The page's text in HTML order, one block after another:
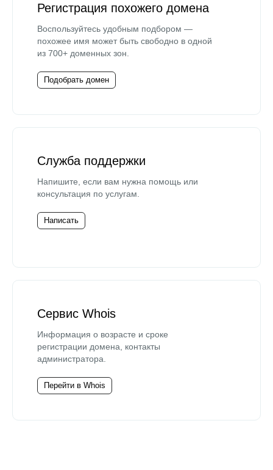
Регистрация похожего домена
Воспользуйтесь удобным подбором —
похожее имя может быть свободно в одной
из 700+ доменных зон.
Подобрать домен
Служба поддержки
Напишите, если вам нужна помощь или
консультация по услугам.
Написать
Сервис Whois
Информация о возрасте и сроке
регистрации домена, контакты
администратора.
Перейти в Whois